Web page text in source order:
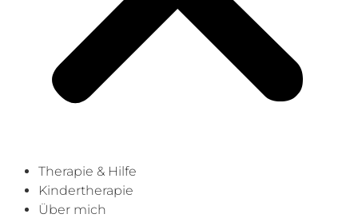
Therapie & Hilfe
Kindertherapie
Über mich